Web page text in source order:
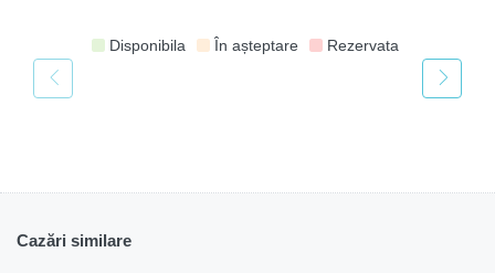
Disponibila În așteptare Rezervata
Cazări similare